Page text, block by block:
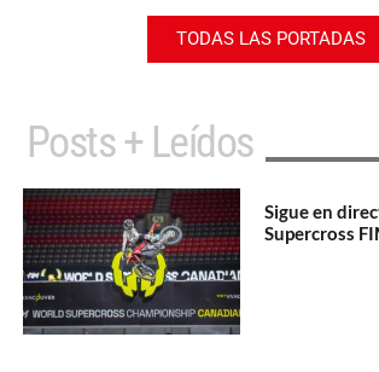
TODAS LAS PORTADAS
Posts + Leídos
Sigue en
Supercross